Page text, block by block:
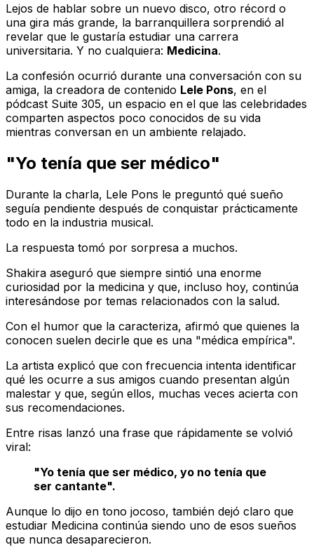
Lejos de hablar sobre un nuevo disco, otro récord o
una gira más grande, la barranquillera sorprendió al
revelar que le gustaría estudiar una carrera
universitaria. Y no cualquiera: Medicina.
La confesión ocurrió durante una conversación con su
amiga, la creadora de contenido Lele Pons, en el
pódcast Suite 305, un espacio en el que las celebridades
comparten aspectos poco conocidos de su vida
mientras conversan en un ambiente relajado.
"Yo tenía que ser médico"
Durante la charla, Lele Pons le preguntó qué sueño
seguía pendiente después de conquistar prácticamente
todo en la industria musical.
La respuesta tomó por sorpresa a muchos.
Shakira aseguró que siempre sintió una enorme
curiosidad por la medicina y que, incluso hoy, continúa
interesándose por temas relacionados con la salud.
Con el humor que la caracteriza, afirmó que quienes la
conocen suelen decirle que es una "médica empírica".
La artista explicó que con frecuencia intenta identificar
qué les ocurre a sus amigos cuando presentan algún
malestar y que, según ellos, muchas veces acierta con
sus recomendaciones.
Entre risas lanzó una frase que rápidamente se volvió
viral:
"Yo tenía que ser médico, yo no tenía que
ser cantante".
Aunque lo dijo en tono jocoso, también dejó claro que
estudiar Medicina continúa siendo uno de esos sueños
que nunca desaparecieron.